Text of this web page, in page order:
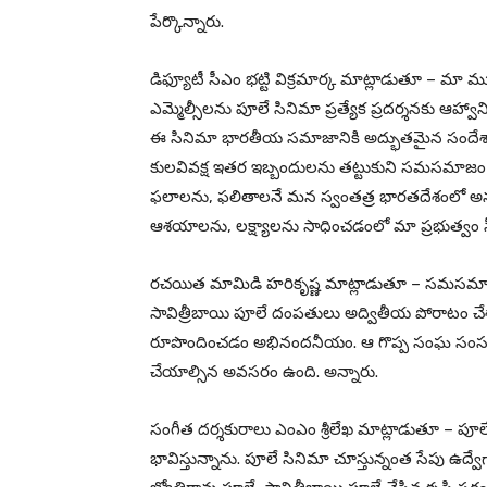
పేర్కొన్నారు.
డిఫ్యూటీ సీఎం భట్టి విక్రమార్క మాట్లాడుతూ – మా
ఎమ్మెల్సీలను పూలే సినిమా ప్రత్యేక ప్రదర్శనకు
ఈ సినిమా భారతీయ సమాజానికి అద్భుతమైన
కులవివక్ష ఇతర ఇబ్బందులను తట్టుకుని
ఫలాలను, ఫలితాలనే మన స్వంతత్ర భారతదేశంలో
ఆశయాలను, లక్ష్యాలను సాధించడంలో మా ప్రభుత్వం
రచయిత మామిడి హరికృష్ణ మాట్లాడుతూ –
సావిత్రీబాయి పూలే దంపతులు అద్వితీయ పోరాటం
రూపొందించడం అభినందనీయం. ఆ గొప్ప సంఘ
చేయాల్సిన అవసరం ఉంది. అన్నారు.
సంగీత దర్శకురాలు ఎంఎం శ్రీలేఖ మాట్లాడుతూ –
భావిస్తున్నాను. పూలే సినిమా చూస్తున్నంత సేపు